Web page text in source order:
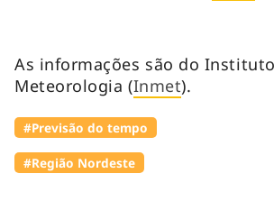
As informações são do
Meteorologia (Inmet).
#Previsão do tempo
#Região Nordeste